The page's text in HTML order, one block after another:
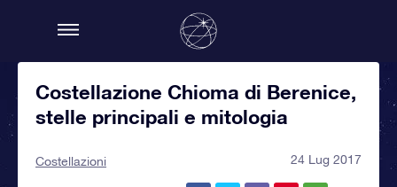
Costellazione Chioma di Berenice,
stelle principali e mitologia
Costellazioni 24 Lug 2017